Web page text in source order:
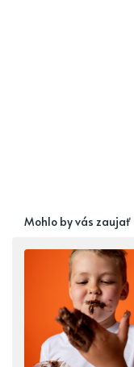
Mohlo by vás zaujať